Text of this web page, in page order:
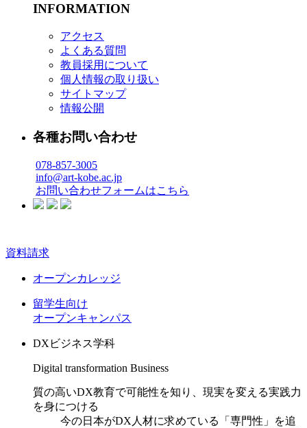
INFORMATION
アクセス
よくある質問
教員採用について
個人情報の取り扱い
サイトマップ
情報公開
各種お問い合わせ
078-857-3005
info@art-kobe.ac.jp
お問い合わせフォームはこちら
資料請求
オープンカレッジ
留学生向け
オープンキャンパス
DXビジネス学科
Digital transformation Business
質の高いDX教育で可能性を知り、現実を変える実践力
を身につける
今の日本がDX人材に求めている「専門性」を追